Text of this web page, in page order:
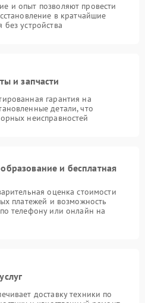
и опыт позволяют провести
в кратчайшие
устройства
и запчасти
гарантия на
детали, что
неисправностей
и бесплатная
оценка стоимости
платежей и возможность
телефону или онлайн на
доставку техники по